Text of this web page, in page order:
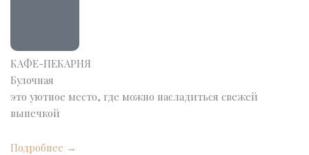
КАФЕ-ПЕКАРНЯ
Булочная
это уютное место, где можно насладиться свежей
выпечкой
Подробнее →